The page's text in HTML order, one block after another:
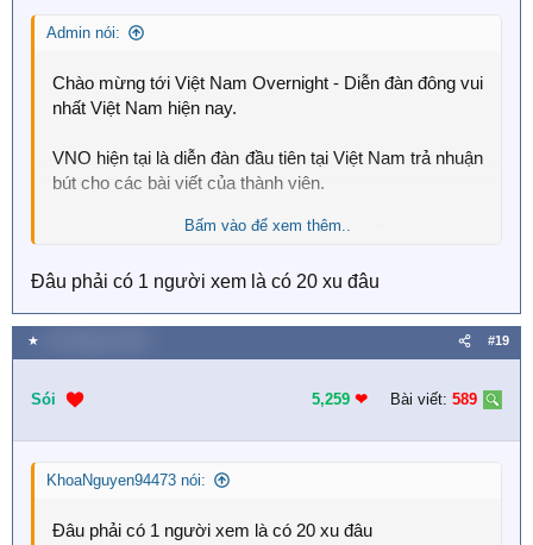
Admin nói:
Chào mừng tới Việt Nam Overnight - Diễn đàn đông vui
nhất Việt Nam hiện nay.
VNO hiện tại là diễn đàn đầu tiên tại Việt Nam trả nhuận
bút cho các bài viết của thành viên.
Bạn có thể viết bất kỳ thứ gì bạn thích miễn sao nó thu
review đồ ăn, địa điểm du lịch, viết truyện..
bạn sẽ được +20 xu.
khi có người xem.
Bấm vào để xem thêm..
Đâu phải có 1 người xem là có 20 xu đâu
★ #19
Sói 5,259 ❤︎ Bài viết: 589
KhoaNguyen94473 nói:
Đâu phải có 1 người xem là có 20 xu đâu